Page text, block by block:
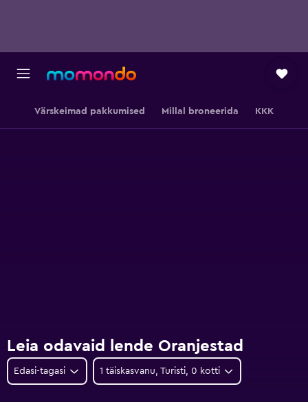
Värskeimad pakkumised Millal broneerida KKK
Leia odavaid lende Oranjestad
Edasi-tagasi 1 täiskasvanu, Turisti, 0 kotti